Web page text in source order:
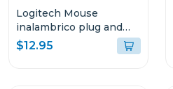
Logitech Mouse
inalambrico plug and
play gris azulado m170
$12.95